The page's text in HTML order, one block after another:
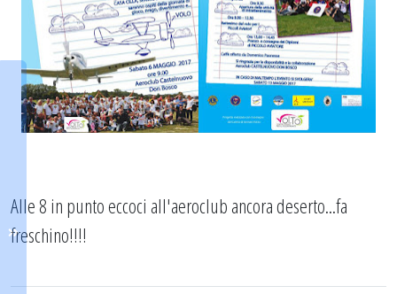
Alle 8 in punto eccoci all'aeroclub ancora deserto...fa
freschino!!!!